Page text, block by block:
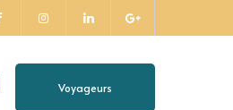
FacebookInstagramLinkedIngoogle-
Voyageurs